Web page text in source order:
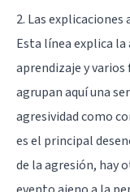
2. Las
Esta línea explica
aprendizaje y
agrupan aquí una
agresividad como
es el principal
de la agresión, hay